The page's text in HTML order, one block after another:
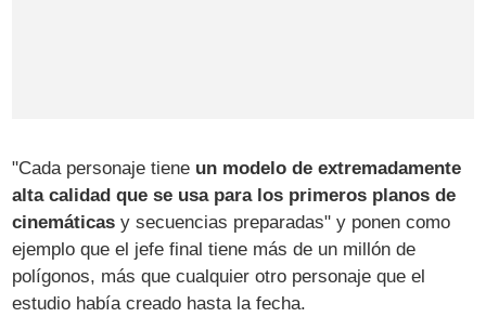
"Cada personaje tiene un modelo de extremadamente
alta calidad que se usa para los primeros planos de
cinemáticas y secuencias preparadas" y ponen como
ejemplo que el jefe final tiene más de un millón de
polígonos, más que cualquier otro personaje que el
estudio había creado hasta la fecha.